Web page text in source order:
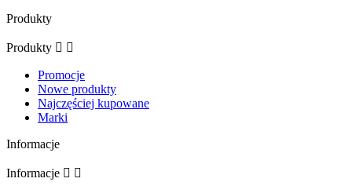
Produkty
Produkty  
Promocje
Nowe produkty
Najczęściej kupowane
Marki
Informacje
Informacje  